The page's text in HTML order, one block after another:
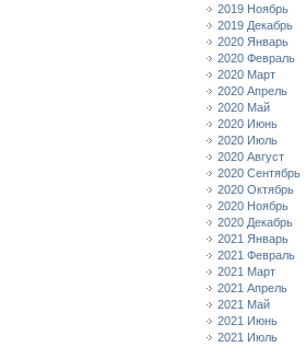
2019 Ноябрь
2019 Декабрь
2020 Январь
2020 Февраль
2020 Март
2020 Апрель
2020 Май
2020 Июнь
2020 Июль
2020 Август
2020 Сентябрь
2020 Октябрь
2020 Ноябрь
2020 Декабрь
2021 Январь
2021 Февраль
2021 Март
2021 Апрель
2021 Май
2021 Июнь
2021 Июль